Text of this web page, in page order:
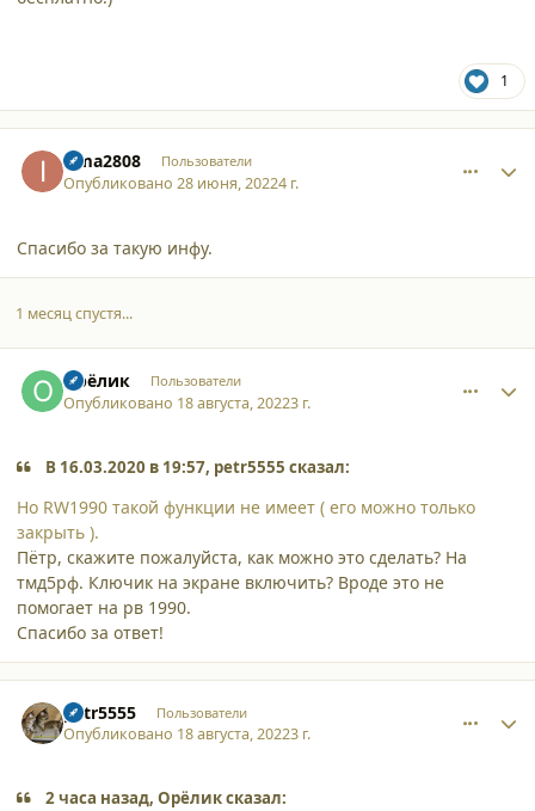
1
isma2808 Пользователи
Опубликовано28 июня, 20224 г.
Спасибо за такую инфу.
1 месяц спустя...
Орёлик Пользователи
Опубликовано 18 августа, 20223 г.
В 16.03.2020 в 19:57, petr5555 сказал:
Но RW1990 такой функции не имеет ( его можно только
закрыть ).
Пётр, скажите пожалуйста, как можно это сделать? На
тмд5рф. Ключик на экране включить? Вроде это не
помогает на рв 1990.
Спасибо за ответ!
petr5555 Пользователи
Опубликовано 18 августа, 20223 г.
2 часа назад, Орёлик сказал: